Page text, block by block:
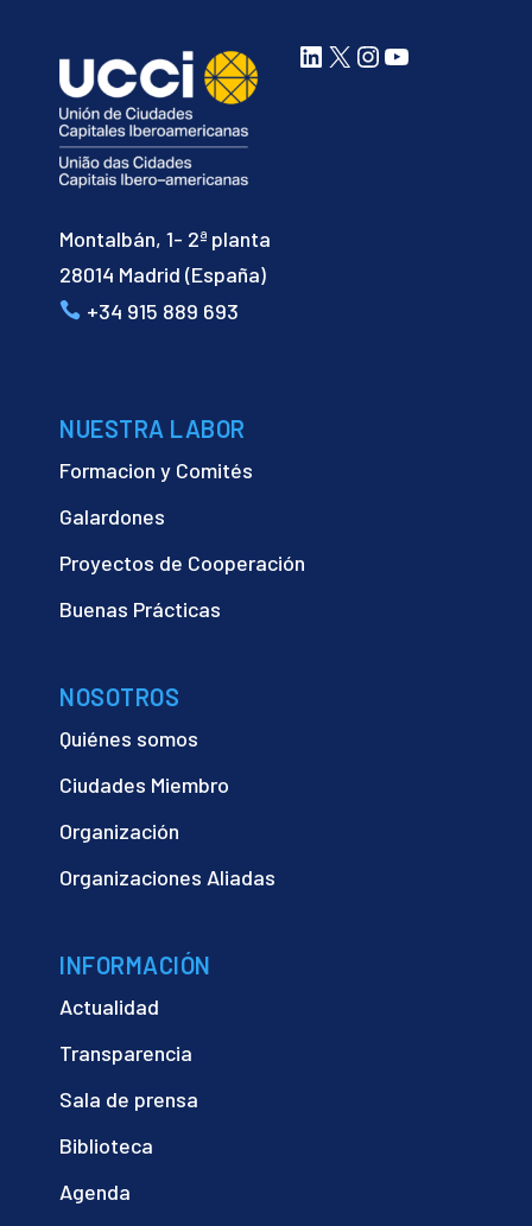
Montalbán, 1- 2ª planta
28014 Madrid (España)
+34 915 889 693
LinkedIn
X Instagram
YouTube
NUESTRA LABOR
Formacion y Comités
Galardones
Proyectos de Cooperación
Buenas Prácticas
NOSOTROS
Quiénes somos
Ciudades Miembro
Organización
Organizaciones Aliadas
INFORMACIÓN
Actualidad
Transparencia
Sala de prensa
Biblioteca
Agenda